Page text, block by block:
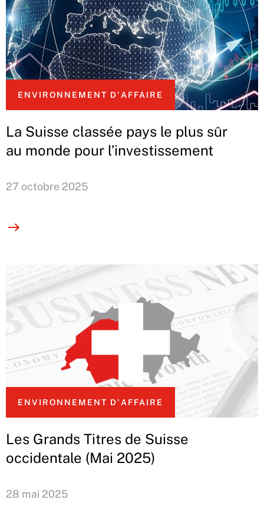
ENVIRONNEMENT D'AFFAIRE
La Suisse classée pays le plus sûr
au monde pour l’investissement
27 octobre 2025
ENVIRONNEMENT D'AFFAIRE
Les Grands Titres de Suisse
occidentale (Mai 2025)
28 mai 2025